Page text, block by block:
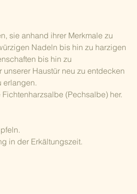
sie anhand ihrer Merkmale zu
Nadeln bis hin zu harzigen
bis hin zu
Haustür neu zu entdecken
erlangen.
(Pechsalbe) her.
in der Erkältungszeit.